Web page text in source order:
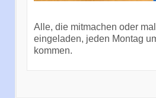
Alle, die mitmachen oder
eingeladen, jeden Montag
kommen.